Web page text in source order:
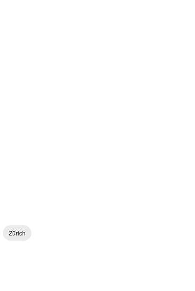
Zürich